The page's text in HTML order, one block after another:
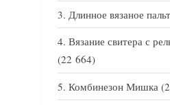
Длинное вязаное
Вязание свитера с
(22 664)
Комбинезон Мишка